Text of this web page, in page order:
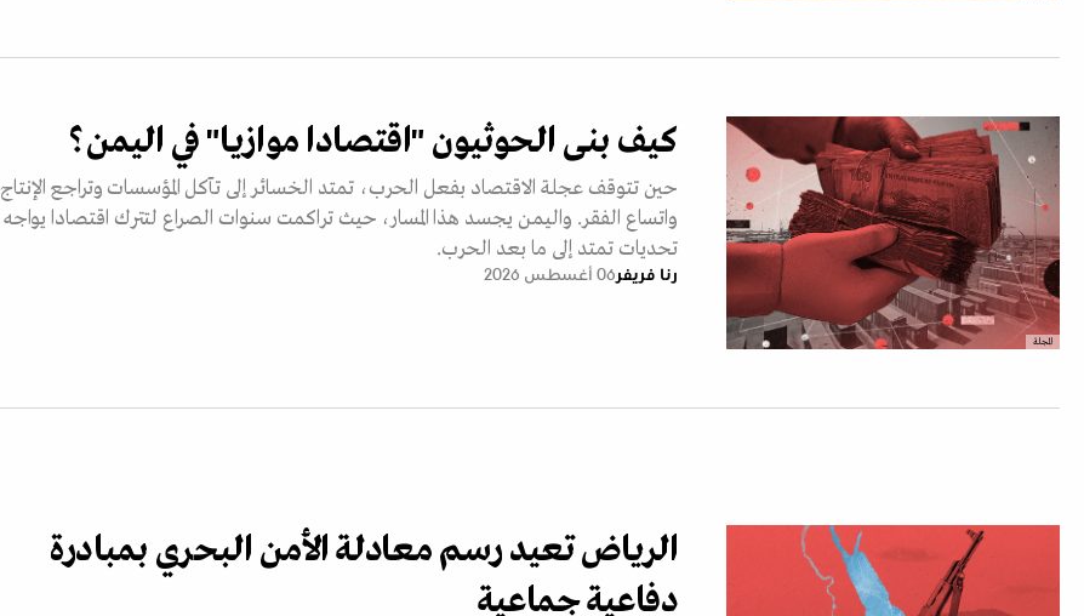
المجلة
كيف بنى الحوثيون "اقتصادا موازيا" في اليمن؟
حين تتوقف عجلة الاقتصاد بفعل الحرب، تمتد الخسائر إلى تآكل المؤسسات وتراجع الإنتاج
واتساع الفقر. واليمن يجسد هذا المسار، حيث تراكمت سنوات الصراع لتترك اقتصادا يواجه
تحديات تمتد إلى ما بعد الحرب.
رنا فريفر 06 أغسطس 2026
الرياض تعيد رسم معادلة الأمن البحري بمبادرة
دفاعية جماعية